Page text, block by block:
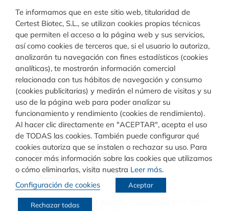
Raw Materials
Toggle
Navigation
Materiales para inmunodiagnóstico
Materiales para diagnóstico molecular
Diagnóstico
Toggle
Navigation
Rapid Test
Turbilatex
Calidad
© COPYRIGHTCERTEST BIOTEC.
Te informamos que en este sitio web, titularidad de
Certest Biotec, S.L., se utilizan cookies propias técnicas
que permiten el acceso a la página web y sus servicios,
así como cookies de terceros que, si el usuario lo autoriza,
analizarán tu navegación con fines estadísticos (cookies
analíticas), te mostrarán información comercial
relacionada con tus hábitos de navegación y consumo
(cookies publicitarias) y medirán el número de visitas y su
uso de la página web para poder analizar su
funcionamiento y rendimiento (cookies de rendimiento).
Al hacer clic directamente en "ACEPTAR", acepta el uso
de TODAS las cookies. También puede configurar qué
cookies autoriza que se instalen o rechazar su uso. Para
conocer más información sobre las cookies que utilizamos
o cómo eliminarlas, visita nuestra Leer más.
Configuración de cookies
Aceptar
Rechazar todas